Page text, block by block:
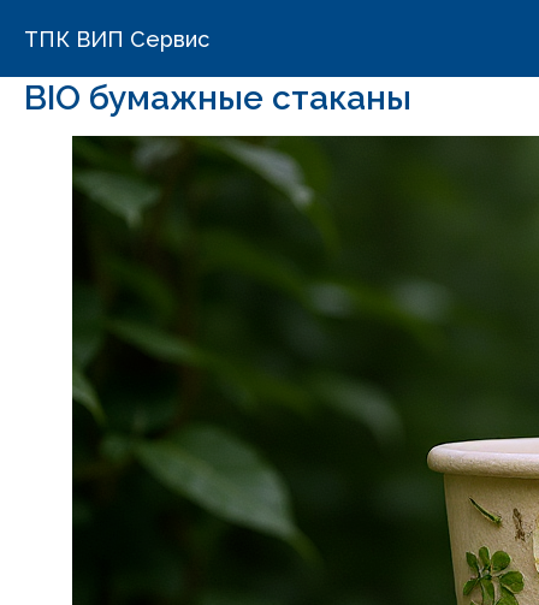
ТПК ВИП Сервис
BIO бумажные стаканы